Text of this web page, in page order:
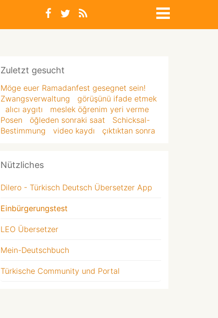
Zuletzt gesucht
Möge euer Ramadanfest gesegnet sein!
Zwangsverwaltung
görüşünü ifade etmek
alıcı aygıtı
meslek öğrenim yeri verme
Posen
öğleden sonraki saat
Schicksal-
Bestimmung
video kaydı çıktıktan sonra
Nützliches
Dilero - Türkisch Deutsch Übersetzer App
Einbürgerungstest
LEO Übersetzer
Mein-Deutschbuch
Türkische Community und Portal